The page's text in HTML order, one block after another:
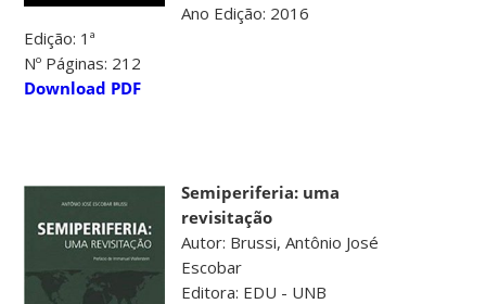
Ano Edição: 2016
Edição: 1ª
Nº Páginas: 212
Download PDF
Semiperiferia: uma
revisitação
Autor: Brussi, Antônio José
Escobar
Editora: EDU - UNB